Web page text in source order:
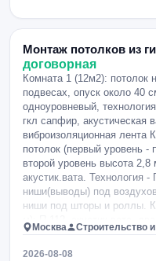
двухуровневый потолок
на 2,9 по периметру (ниши
кондиционеров, ниши под
Дополнительно: короба в
Монтаж потолков из
договорная
Комната 1 (12м2): потолок
подвесах, опуск около 40
одноуровневый,
гкл сапфир, акустическая
виброизоляционная лента
потолок (первый уровень
второй уровень высота
акустик.вата. Технология -
ниши(выводы) под
ниши под шторы и роллы.
м): П-112, акустик.вата,
ленты), два слоя, ниша
шторы и роллы Санузлы 2
Москва Строительство
2026-08-08